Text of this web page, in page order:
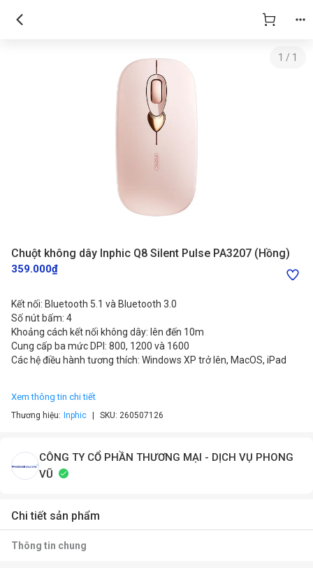
1 / 1
Chuột không dây Inphic Q8 Silent Pulse PA3207 (Hồng)
359.000₫
Kết nối: Bluetooth 5.1 và Bluetooth 3.0
Số nút bấm: 4
Khoảng cách kết nối không dây: lên đến 10m
Cung cấp ba mức DPI: 800, 1200 và 1600
Các hệ điều hành tương thích: Windows XP trở lên, MacOS, iPad
Xem thông tin chi tiết
Thương hiệu: Inphic SKU: 260507126
CÔNG TY CỔ PHẦN THƯƠNG MẠI - DỊCH VỤ PHONG
VŨ
Chi tiết sản phẩm
Thông tin chung